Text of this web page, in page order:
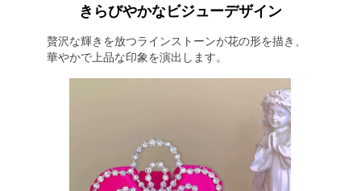
きらびやかなビジューデザイン
贅沢な輝きを放つラインストーンが花の形を描き、
華やかで上品な印象を演出します。